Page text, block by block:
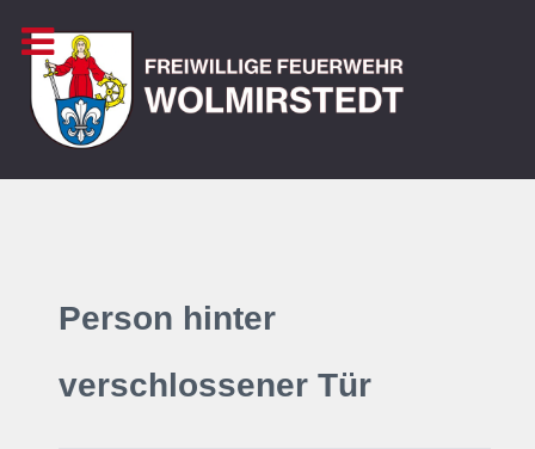
Person hinter
verschlossener Tür